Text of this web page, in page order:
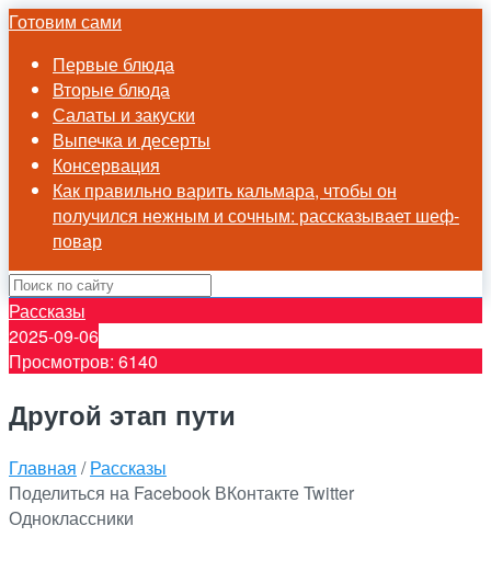
Готовим сами
Первые блюда
Вторые блюда
Салаты и закуски
Выпечка и десерты
Консервация
Как правильно варить кальмара, чтобы он
получился нежным и сочным: рассказывает шеф-
повар
Рассказы
2025-09-06
Просмотров: 6140
Другой этап пути
Главная /Рассказы
Поделиться на Facebook ВКонтактеTwitter
Одноклассники